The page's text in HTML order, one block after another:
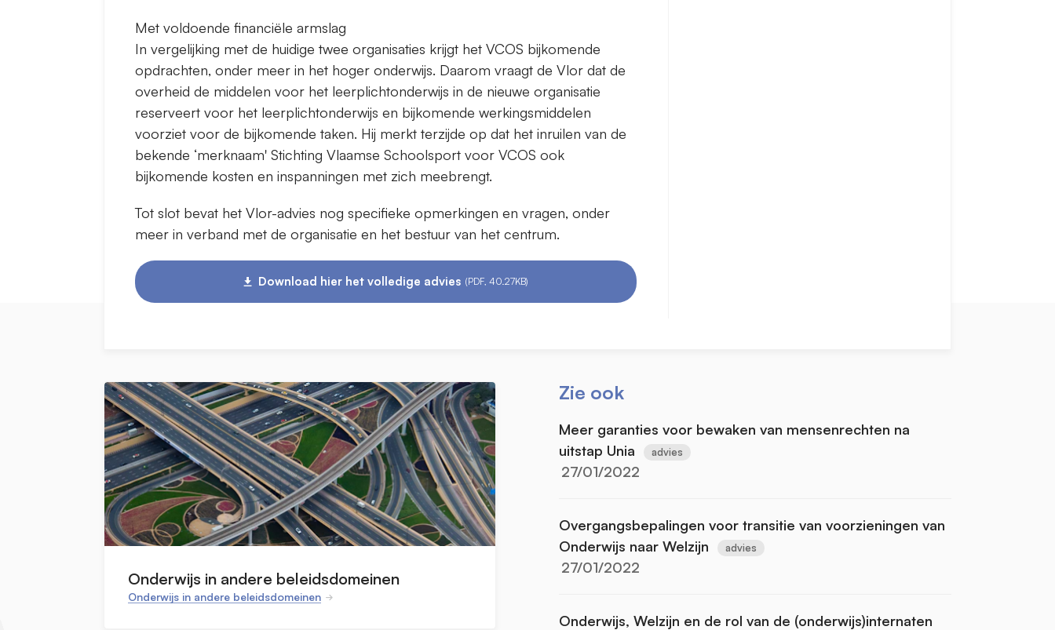
Met voldoende financiële armslag
In vergelijking met de huidige twee organisaties krijgt het VCOS bijkomende
opdrachten, onder meer in het hoger onderwijs. Daarom vraagt de Vlor dat de
overheid de middelen voor het leerplichtonderwijs in de nieuwe organisatie
reserveert voor het leerplichtonderwijs en bijkomende werkingsmiddelen
voorziet voor de bijkomende taken. Hij merkt terzijde op dat het inruilen van de
bekende ‘merknaam' Stichting Vlaamse Schoolsport voor VCOS ook
bijkomende kosten en inspanningen met zich meebrengt.
Tot slot bevat het Vlor-advies nog specifieke opmerkingen en vragen, onder
meer in verband met de organisatie en het bestuur van het centrum.
Download hier het volledige advies (PDF, 40.27KB)
Onderwijs in andere beleidsdomeinen
Onderwijs in andere beleidsdomeinen
Zie ook
Meer garanties voor bewaken van mensenrechten na
uitstap Unia
advies
27/01/2022
Overgangsbepalingen voor transitie van voorzieningen van
Onderwijs naar Welzijn
advies
27/01/2022
Onderwijs, Welzijn en de rol van de (onderwijs)internaten